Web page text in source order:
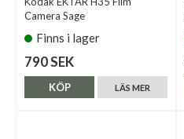
Camera Sage
Finns i lager
790 SEK
LÄS MER
KÖP